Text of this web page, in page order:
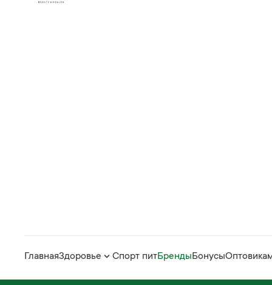
ГлавнаяЗдоровье Спорт питБрендыБонусы